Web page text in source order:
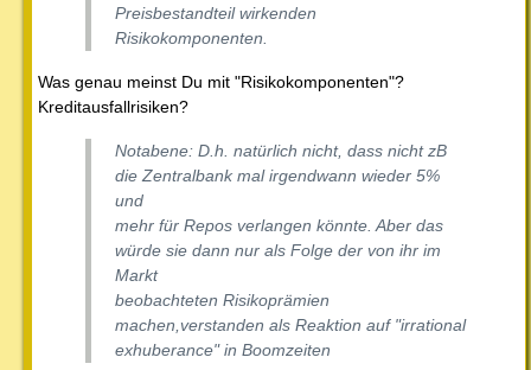
Preisbestandteil wirkenden
Risikokomponenten.
Was genau meinst Du mit "Risikokomponenten"?
Kreditausfallrisiken?
Notabene: D.h. natürlich nicht, dass nicht zB
die Zentralbank mal irgendwann wieder 5%
und
mehr für Repos verlangen könnte. Aber das
würde sie dann nur als Folge der von ihr im
Markt
beobachteten Risikoprämien
machen,verstanden als Reaktion auf "irrational
exhuberance" in Boomzeiten